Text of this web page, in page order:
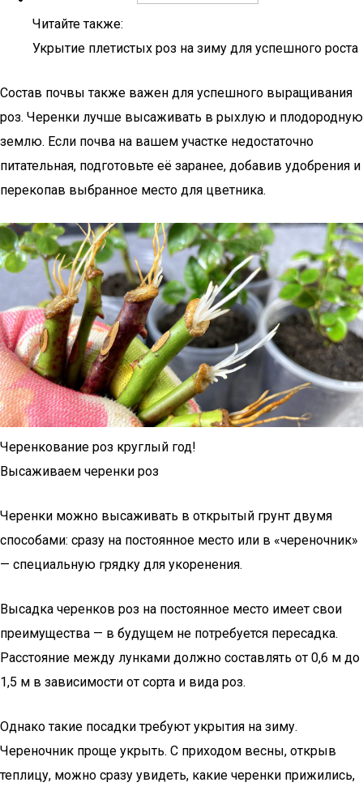
Читайте также:
Укрытие плетистых роз на зиму для успешного роста
Состав почвы также важен для успешного выращивания
роз. Черенки лучше высаживать в рыхлую и плодородную
землю. Если почва на вашем участке недостаточно
питательная, подготовьте её заранее, добавив удобрения и
перекопав выбранное место для цветника.
Черенкование роз круглый год!
Высаживаем черенки роз
Черенки можно высаживать в открытый грунт двумя
способами: сразу на постоянное место или в «череночник»
— специальную грядку для укоренения.
Высадка черенков роз на постоянное место имеет свои
преимущества — в будущем не потребуется пересадка.
Расстояние между лунками должно составлять от 0,6 м до
1,5 м в зависимости от сорта и вида роз.
Однако такие посадки требуют укрытия на зиму.
Череночник проще укрыть. С приходом весны, открыв
теплицу, можно сразу увидеть, какие черенки прижились,